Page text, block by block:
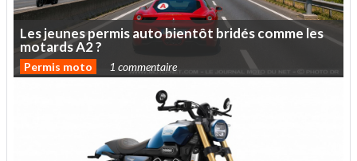
Lesjeunespermisautobientôt bridéscommeles
motardsA2?
Permis moto 1 commentaire